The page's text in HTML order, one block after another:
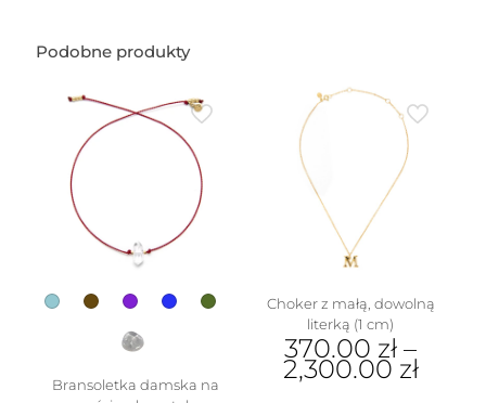
Podobne produkty
Bransoletka damska na
Choker z małą, dowolną
literką (1 cm)
370.00 zł –
2,300.00 zł